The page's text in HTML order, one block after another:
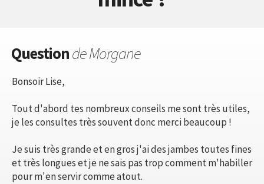
Questionde Morgane
Bonsoir Lise,
Tout d'abord tes nombreux conseils me sont très utiles,
je les consultes très souvent donc merci beaucoup !
Je suis très grande et en gros j'ai des jambes toutes fines
et très longues et je ne sais pas trop comment m'habiller
pour m'en servir comme atout.